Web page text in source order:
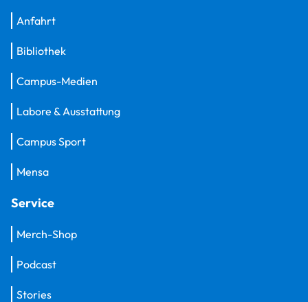
Anfahrt
Bibliothek
Campus-Medien
Labore & Ausstattung
Campus Sport
Mensa
Service
Merch-Shop
Podcast
Stories